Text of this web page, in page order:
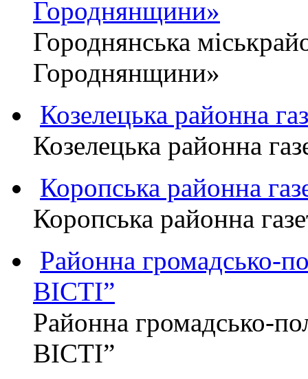
Городнянщини»
Городнянська
Городнянщини»
Козелецька районна
Козелецька районна
Коропська районна
Коропська районна
Районна громадсько-
ВІСТІ”
Районна громадсько-
ВІСТІ”